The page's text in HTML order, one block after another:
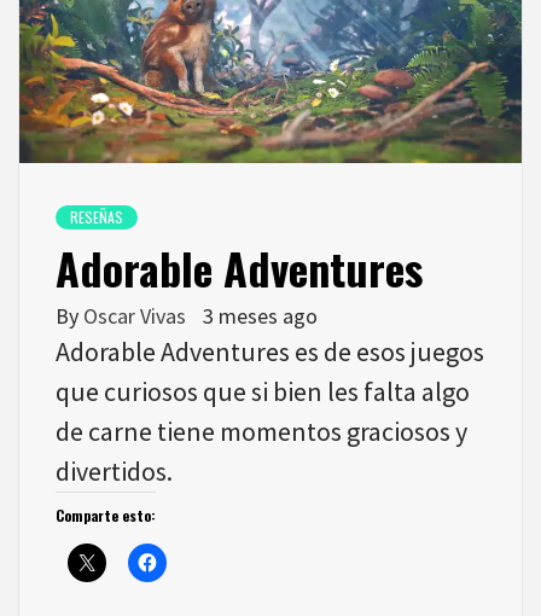
RESEÑAS
Adorable Adventures
By Oscar Vivas 3 meses ago
Adorable Adventures es de esos juegos
que curiosos que si bien les falta algo
de carne tiene momentos graciosos y
divertidos.
Comparte esto: